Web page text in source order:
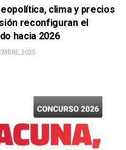
clima y precios
reconfiguran el
hacia 2026
2025